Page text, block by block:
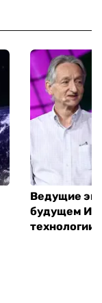
Ведущие
будущем
технологии